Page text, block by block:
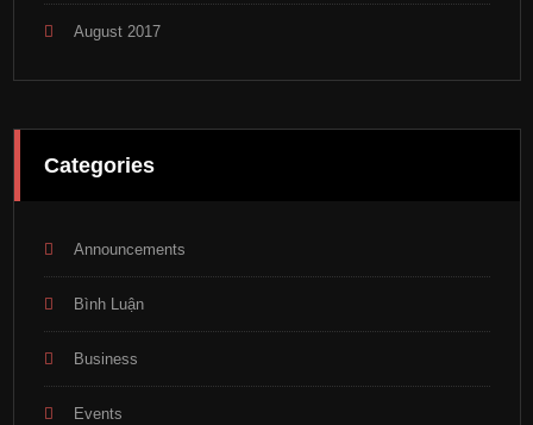
August 2017
Categories
Announcements
Bình Luận
Business
Events